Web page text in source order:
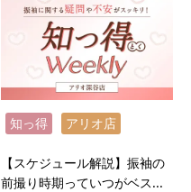
知っ得 アリオ店
【スケジュール解説】振袖の
前撮り時期っていつがベス...